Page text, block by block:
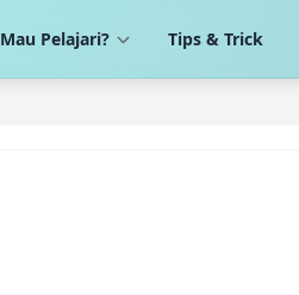
Mau Pelajari? Tips & Trick